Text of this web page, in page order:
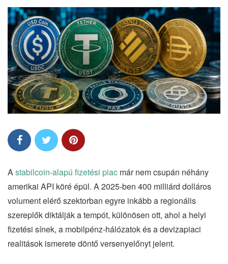
Astabilcoin-alapú fizetési piac már nem csupán néhány
amerikai API köré épül. A 2025-ben 400 milliárd dolláros
volument elérő szektorban egyre inkább a regionális
szereplők diktálják a tempót, különösen ott, ahol a helyi
fizetési sínek, a mobilpénz-hálózatok és a devizapiaci
realitások ismerete döntő versenyelőnyt jelent.